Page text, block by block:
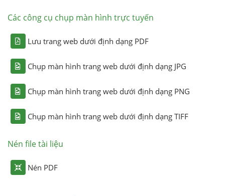
Các công cụ chụp màn hình trực tuyến
Lưu trang web dưới định dạng PDF
Chụp màn hình trang web dưới định dạng JPG
Chụp màn hình trang web dưới định dạng PNG
Chụp màn hình trang web dưới định dạng TIFF
Nén file tài liệu
Nén PDF